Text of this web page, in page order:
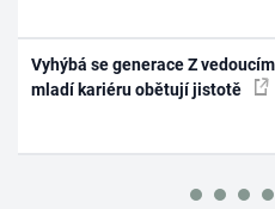
Vyhýbá se generace Z
mladí kariéru obětují jistotě